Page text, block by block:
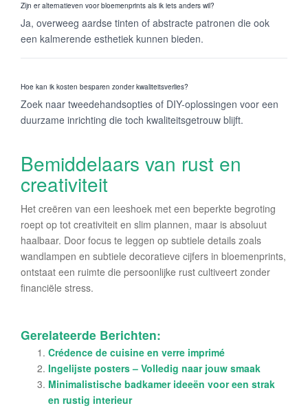
Zijn er alternatieven voor bloemenprints als ik iets anders wil?
Ja, overweeg aardse tinten of abstracte patronen die ook
een kalmerende esthetiek kunnen bieden.
Hoe kan ik kosten besparen zonder kwaliteitsverlies?
Zoek naar tweedehandsopties of DIY-oplossingen voor een
duurzame inrichting die toch kwaliteitsgetrouw blijft.
Bemiddelaars van rust en
creativiteit
Het creëren van een leeshoek met een beperkte begroting
roept op tot creativiteit en slim plannen, maar is absoluut
haalbaar. Door focus te leggen op subtiele details zoals
wandlampen en subtiele decoratieve cijfers in bloemenprints,
ontstaat een ruimte die persoonlijke rust cultiveert zonder
financiële stress.
Gerelateerde Berichten:
Crédence de cuisine en verre imprimé
Ingelijste posters – Volledig naar jouw smaak
Minimalistische badkamer ideeën voor een strak
en rustig interieur